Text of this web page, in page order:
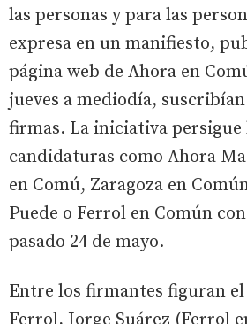
las personas y para las
expresa en un manifiesto,
página web de Ahora en
jueves a mediodía, suscribían
firmas. La iniciativa
candidaturas como Ahora
en Comú, Zaragoza en
Puede o Ferrol en Común
pasado 24 de mayo.
Entre los firmantes figuran el